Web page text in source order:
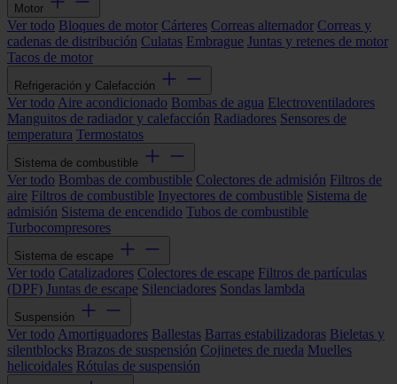
Motor
Ver todo Bloques de motor Cárteres Correas alternador Correas y
cadenas de distribución Culatas Embrague Juntas y retenes de motor
Tacos de motor
Refrigeración y Calefacción
Ver todo Aire acondicionado Bombas de agua Electroventiladores
Manguitos de radiador y calefacción Radiadores Sensores de
temperatura Termostatos
Sistema de combustible
Ver todo Bombas de combustible Colectores de admisión Filtros de
aire Filtros de combustible Inyectores de combustible Sistema de
admisión Sistema de encendido Tubos de combustible
Turbocompresores
Sistema de escape
Ver todo Catalizadores Colectores de escape Filtros de partículas
(DPF) Juntas de escape Silenciadores Sondas lambda
Suspensión
Ver todo Amortiguadores Ballestas Barras estabilizadoras Bieletas y
silentblocks Brazos de suspensión Cojinetes de rueda Muelles
helicoidales Rótulas de suspensión